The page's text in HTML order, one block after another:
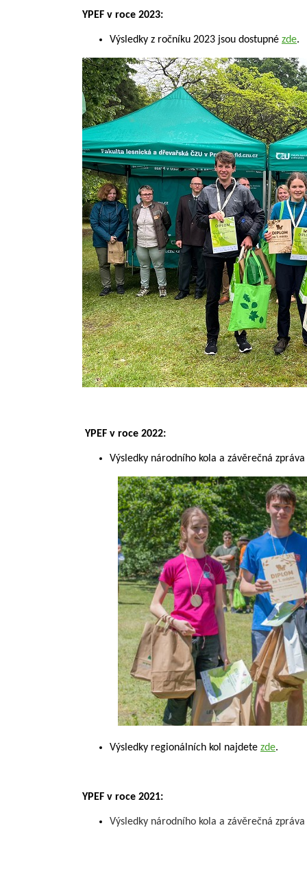
YPEF v roce 2023:
Výsledky z ročníku 2023 jsou dostupné zde.
YPEF v roce 2022:
Výsledky národního kola a závěrečná
Výsledky regionálních kol najdete zde.
YPEF v roce 2021:
Výsledky národního kola a závěrečná